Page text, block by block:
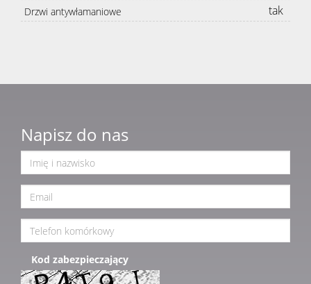
Drzwi antywłamaniowe tak
Napisz do nas
Kod zabezpieczający